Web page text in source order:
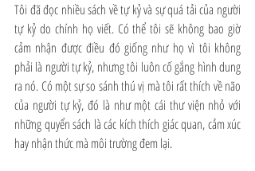
Tôi đã đọc nhiều sách về tự kỷ và sự quá tải của người
tự kỷ do chính họ viết. Có thể tôi sẽ không bao giờ
cảm nhận được điều đó giống như họ vì tôi không
phải là người tự kỷ, nhưng tôi luôn cố gắng hình dung
ra nó. Có một sự so sánh thú vị mà tôi rất thích về não
của người tự kỷ, đó là như một cái thư viện nhỏ với
những quyển sách là các kích thích giác quan, cảm xúc
hay nhận thức mà môi trường đem lại.